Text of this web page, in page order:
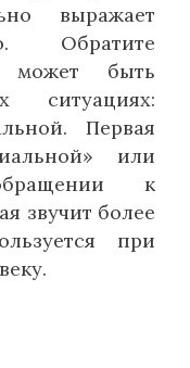
выражает
Обратите
может быть
ситуациях:
Первая
или
к
звучит более
при